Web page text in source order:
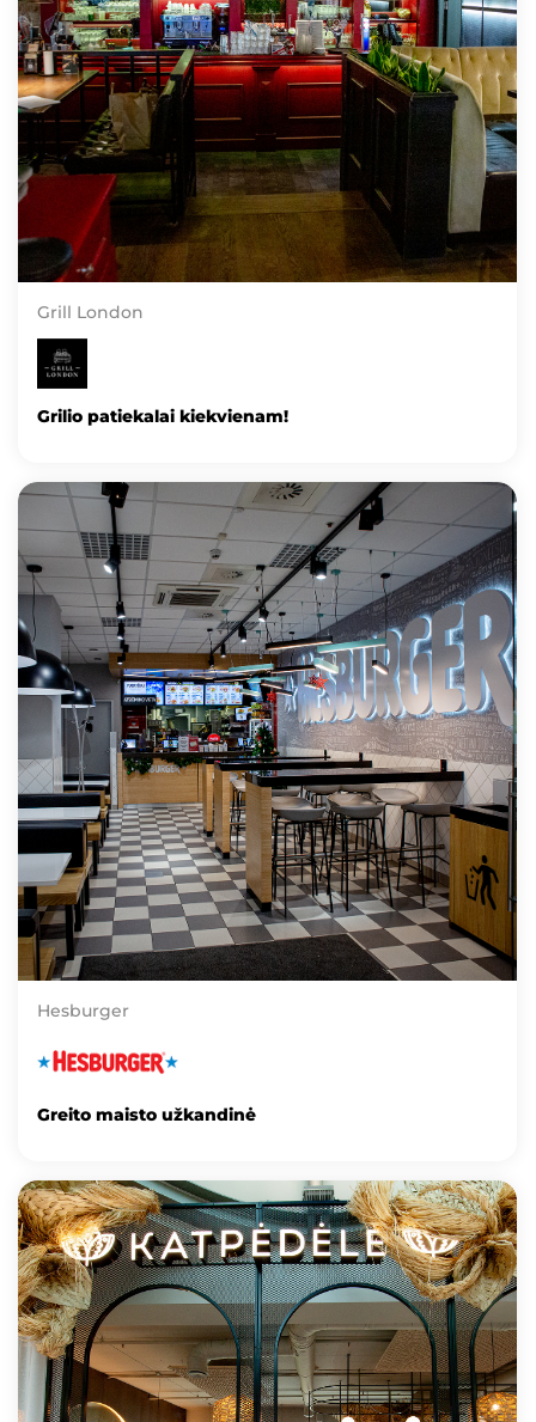
Grill London
Grilio patiekalai kiekvienam!
Hesburger
Greito maisto užkandinė